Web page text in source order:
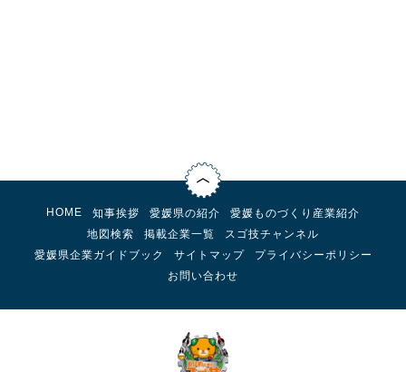
HOME 知事挨拶 愛媛県の紹介
愛媛ものづくり産業紹介
地図検索
掲載企業一覧
スゴ技チャンネル
愛媛県企業ガイドブック
サイトマップ
プライバシーポリシー
お問い合わせ